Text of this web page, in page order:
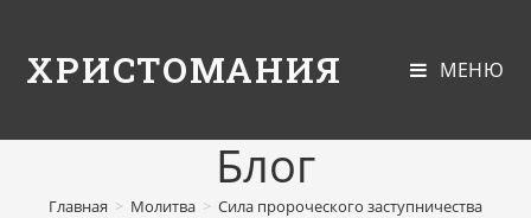
ХРИСТОМАНИЯ МЕНЮ
Блог
Главная > Молитва > Сила пророческого заступничества